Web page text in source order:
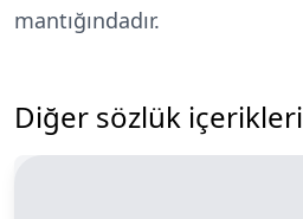
mantığındadır.
Diğer sözlük içerikleri